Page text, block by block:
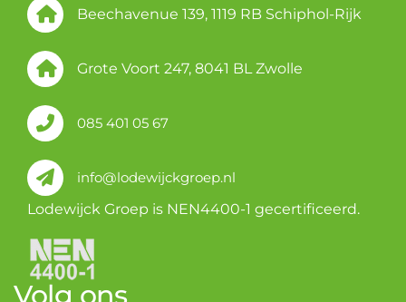
Beechavenue 139, 1119 RB Schiphol-Rijk
Grote Voort 247, 8041 BL Zwolle
085 401 05 67
info@lodewijckgroep.nl
Lodewijck Groep is NEN4400-1 gecertificeerd.
Volg ons